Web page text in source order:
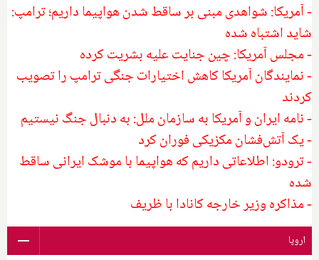
- آمریکا: شواهدی مبنی بر ساقط شدن هواپیما داریم؛ ترامپ:
شاید اشتباه شده
- مجلس آمریکا: چین جنایت علیه بشریت کرده
- نمایندگان آمریکا کاهش اختیارات جنگی ترامپ را تصویب
کردند
- نامه ایران و آمریکا به سازمان ملل: به دنبال جنگ نیستیم
- یک آتش‌فشان مکزیکی فوران کرد
- ترودو: اطلاعاتی داریم که هواپیما با موشک ایرانی ساقط
شده
- مذاکره وزیر خارجه کانادا با ظریف
اروپا